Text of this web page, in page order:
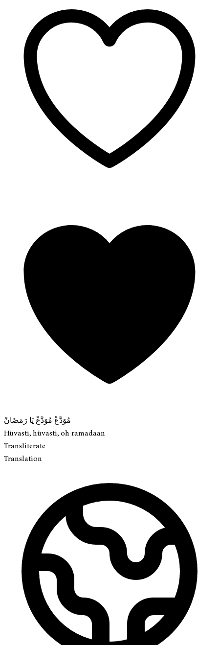
مُوَدَّعْ مُوَدَّعْ يَا رَمَضَانْ
Hüvasti, hüvasti, oh ramadaan
Transliterate
Translation